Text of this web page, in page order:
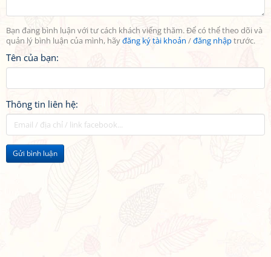
Bạn đang bình luận với tư cách khách viếng thăm. Để có thể theo dõi và
quản lý bình luận của mình, hãyđăng ký tài khoản /đăng nhậptrước.
Tên của bạn:
Thông tin liên hệ:
Gửi bình luận